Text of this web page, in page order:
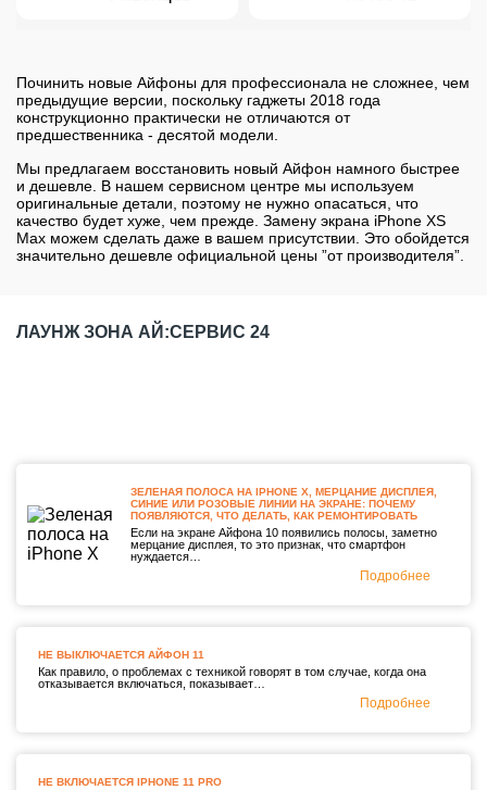
Починить новые Айфоны для профессионала не сложнее, чем
предыдущие версии, поскольку гаджеты 2018 года
конструкционно практически не отличаются от
предшественника - десятой модели.
Мы предлагаем восстановить новый Айфон намного быстрее
и дешевле. В нашем сервисном центре мы используем
оригинальные детали, поэтому не нужно опасаться, что
качество будет хуже, чем прежде. Замену экрана iPhone XS
Max можем сделать даже в вашем присутствии. Это обойдется
значительно дешевле официальной цены ”от производителя”.
ЛАУНЖ ЗОНА АЙ:СЕРВИС 24
ЗЕЛЕНАЯ ПОЛОСА НА IPHONE X, МЕРЦАНИЕ ДИСПЛЕЯ,
СИНИЕ ИЛИ РОЗОВЫЕ ЛИНИИ НА ЭКРАНЕ: ПОЧЕМУ
ПОЯВЛЯЮТСЯ, ЧТО ДЕЛАТЬ, КАК РЕМОНТИРОВАТЬ
Если на экране Айфона 10 появились полосы, заметно
мерцание дисплея, то это признак, что смартфон
нуждается…
Подробнее
НЕ ВЫКЛЮЧАЕТСЯ АЙФОН 11
Как правило, о проблемах с техникой говорят в том случае, когда она
отказывается включаться, показывает…
Подробнее
НЕ ВКЛЮЧАЕТСЯ IPHONE 11 PRO